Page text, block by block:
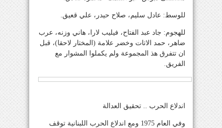
للوسط: عادل سليم، صلاح حيدر، علي قعيق.
للهجوم: جاد عبد الفتاح، فيليب لارا، هاني وزنه، عرب
ضاهر، حمد الاتات وخضر علامة (المختار لاحقا)، قبل
ان تتفرق هذ المجموعة ولم يكملوا المشوار مع
الفريق.
اندلاع الحرب .. تحقيق العدالة
وفي العام 1975 ومع اندلاع الحرب اللبنانية توقف